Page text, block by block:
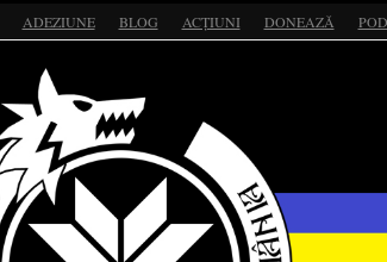
ADEZIUNE BLOG ACȚIUNI DONEAZĂ